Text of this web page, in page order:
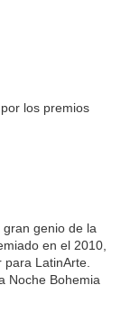
los premios
gran genio de la
en el 2010,
LatinArte.
Noche Bohemia